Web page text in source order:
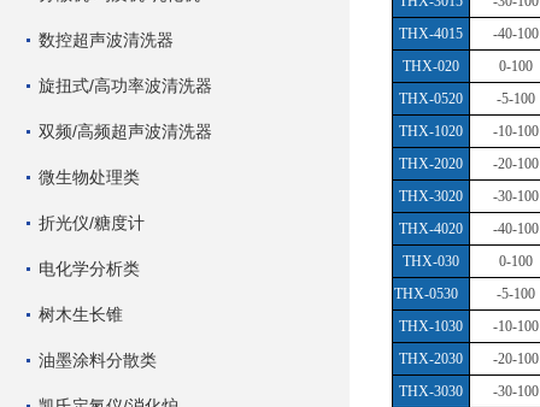
数控超声波清洗器
旋扭式/高功率波清洗器
双频/高频超声波清洗器
微生物处理类
折光仪/糖度计
电化学分析类
树木生长锥
油墨涂料分散类
THX-4015
-40-100
THX-020
0-100
THX-0520
-5-100
THX-1020
-10-100
THX-2020
-20-100
THX-3020
-30-100
THX-4020
-40-100
THX-030
0-100
THX-0530
-5-100
THX-1030
-10-100
THX-2030
-20-100
THX-3030
-30-100